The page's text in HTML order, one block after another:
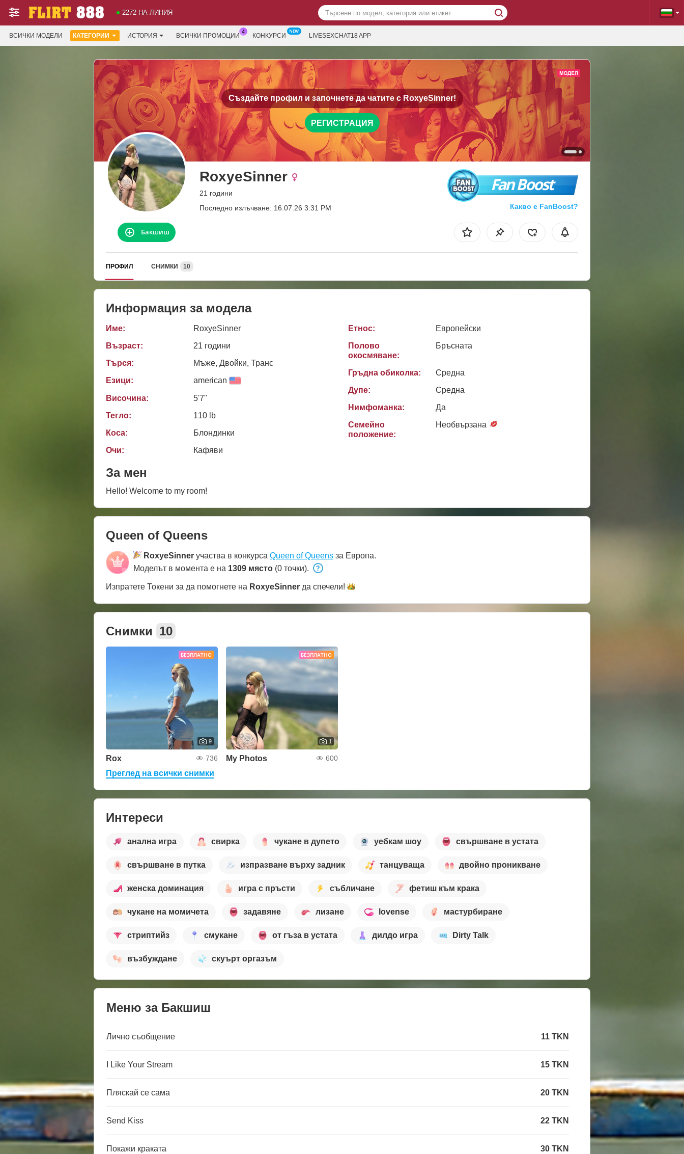
2272 НА ЛИНИЯ
ВСИЧКИ МОДЕЛИ КАТЕГОРИИ ИСТОРИЯ ВСИЧКИ ПРОМОЦИИ КОНКУРСИ LIVESEXCHAT18 APP
Създайте профил и започнете да чатите с RoxyeSinner!
РЕГИСТРАЦИЯ
RoxyeSinner
21 години
Последно излъчване: 16.07.26 3:31 PM
Fan Boost
Какво е FanBoost?
Бакшиш
ПРОФИЛ СНИМКИ 10
Информация за модела
Име:
RoxyeSinner
Възраст:
21 години
Търся:
Мъже, Двойки, Транс
Езици:
american
Височина:
5'7"
Тегло:
110 lb
Коса:
Блондинки
Очи:
Кафяви
Етнос:
Европейски
Полово
окосмяване:
Бръсната
Гръдна обиколка:
Среднa
Дупе:
Среднa
Нимфоманка:
Да
Семейно
положение:
Необвързана
За мен
Hello! Welcome to my room!
Queen of Queens
RoxyeSinner участва в конкурса Queen of Queens за Европа.
Моделът в момента е на 1309 място (0 точки).
Изпратете Токени за да помогнете на RoxyeSinner да спечели!
Снимки 10
БЕЗПЛАТНО
9
Rox 736
БЕЗПЛАТНО
1
My Photos 600
Преглед на всички снимки
Интереси
анална игра свирка чукане в дупето уебкам шоу свършване в устата
свършване в путка изпразване върху задник танцуваща двойно проникване
женска доминация игра с пръсти събличане фетиш към крака
чукане на момичета задавяне лизане lovense мастурбиране
стриптийз смукане от гъза в устата дилдо игра Dirty Talk
възбуждане скуърт оргазъм
Меню за Бакшиш
Лично съобщение 11 TKN
I Like Your Stream 15 TKN
Пляскай се сама 20 TKN
Send Kiss 22 TKN
Покажи краката 30 TKN